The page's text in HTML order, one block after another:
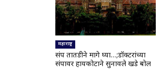
महाराष्ट्र
संप तातडीने मागे घ्या…;डॉक्टरांच्या
संपावर हायकोर्टाने सुनावले खडे बोल